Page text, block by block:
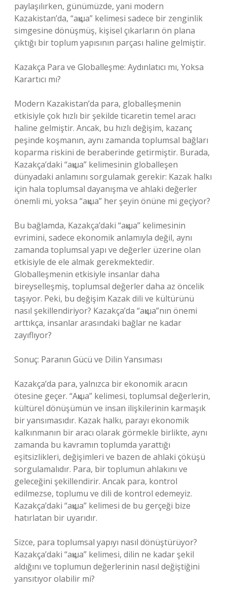
paylaşılırken, günümüzde, yani modern
Kazakistan’da, “ақша” kelimesi sadece bir zenginlik
simgesine dönüşmüş, kişisel çıkarların ön plana
çıktığı bir toplum yapısının parçası haline gelmiştir.
Kazakça Para ve Globalleşme: Aydınlatıcı mı, Yoksa
Karartıcı mı?
Modern Kazakistan’da para, globalleşmenin
etkisiyle çok hızlı bir şekilde ticaretin temel aracı
haline gelmiştir. Ancak, bu hızlı değişim, kazanç
peşinde koşmanın, aynı zamanda toplumsal bağları
koparma riskini de beraberinde getirmiştir. Burada,
Kazakça’daki “ақша” kelimesinin globalleşen
dünyadaki anlamını sorgulamak gerekir: Kazak halkı
için hala toplumsal dayanışma ve ahlaki değerler
önemli mi, yoksa “ақша” her şeyin önüne mi geçiyor?
Bu bağlamda, Kazakça’daki “ақша” kelimesinin
evrimini, sadece ekonomik anlamıyla değil, aynı
zamanda toplumsal yapı ve değerler üzerine olan
etkisiyle de ele almak gerekmektedir.
Globalleşmenin etkisiyle insanlar daha
bireyselleşmiş, toplumsal değerler daha az öncelik
taşıyor. Peki, bu değişim Kazak dili ve kültürünü
nasıl şekillendiriyor? Kazakça’da “ақша”nın önemi
arttıkça, insanlar arasındaki bağlar ne kadar
zayıflıyor?
Sonuç: Paranın Gücü ve Dilin Yansıması
Kazakça’da para, yalnızca bir ekonomik aracın
ötesine geçer. “Ақша” kelimesi, toplumsal değerlerin,
kültürel dönüşümün ve insan ilişkilerinin karmaşık
bir yansımasıdır. Kazak halkı, parayı ekonomik
kalkınmanın bir aracı olarak görmekle birlikte, aynı
zamanda bu kavramın toplumda yarattığı
eşitsizlikleri, değişimleri ve bazen de ahlaki çöküşü
sorgulamalıdır. Para, bir toplumun ahlakını ve
geleceğini şekillendirir. Ancak para, kontrol
edilmezse, toplumu ve dili de kontrol edemeyiz.
Kazakça’daki “ақша” kelimesi de bu gerçeği bize
hatırlatan bir uyarıdır.
Sizce, para toplumsal yapıyı nasıl dönüştürüyor?
Kazakça’daki “ақша” kelimesi, dilin ne kadar şekil
aldığını ve toplumun değerlerinin nasıl değiştiğini
yansıtıyor olabilir mi?